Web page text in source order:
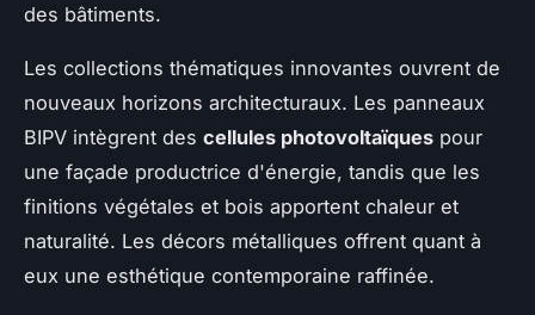
des bâtiments.
Les collections thématiques innovantes ouvrent de
nouveaux horizons architecturaux. Les panneaux
BIPV intègrent des cellules photovoltaïques pour
une façade productrice d'énergie, tandis que les
finitions végétales et bois apportent chaleur et
naturalité. Les décors métalliques offrent quant à
eux une esthétique contemporaine raffinée.